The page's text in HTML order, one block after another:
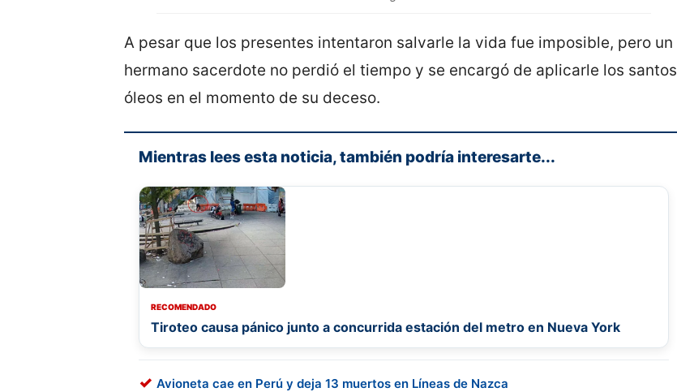
A pesar que los presentes intentaron salvarle la vida fue imposible, pero un
hermano sacerdote no perdió el tiempo y se encargó de aplicarle los santos
óleos en el momento de su deceso.
Mientras lees esta noticia, también podría interesarte...
RECOMENDADO
Tiroteo causa pánico junto a concurrida estación del metro en Nueva York
Avioneta cae en Perú y deja 13 muertos en Líneas de Nazca